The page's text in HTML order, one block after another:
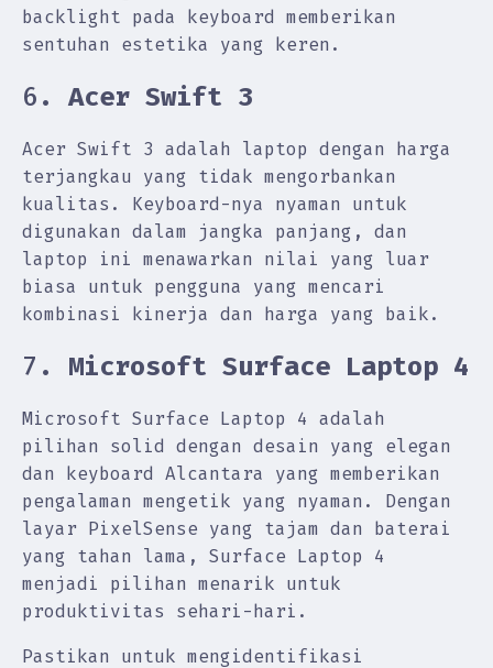
backlight pada keyboard memberikan
sentuhan estetika yang keren.
6. Acer Swift 3
Acer Swift 3 adalah laptop dengan harga
terjangkau yang tidak mengorbankan
kualitas. Keyboard-nya nyaman untuk
digunakan dalam jangka panjang, dan
laptop ini menawarkan nilai yang luar
biasa untuk pengguna yang mencari
kombinasi kinerja dan harga yang baik.
7. Microsoft Surface Laptop 4
Microsoft Surface Laptop 4 adalah
pilihan solid dengan desain yang elegan
dan keyboard Alcantara yang memberikan
pengalaman mengetik yang nyaman. Dengan
layar PixelSense yang tajam dan baterai
yang tahan lama, Surface Laptop 4
menjadi pilihan menarik untuk
produktivitas sehari-hari.
Pastikan untuk mengidentifikasi